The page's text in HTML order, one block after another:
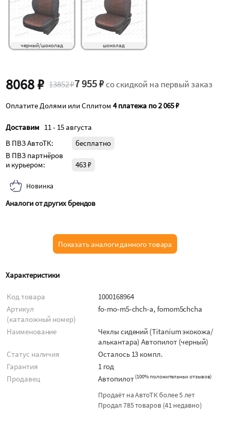
черный/шоколад шоколад
8068 ₽ 13852 ₽7 955 ₽со скидкой на первый заказ
Оплатите Долями или Сплитом4 платежа по 2 065 ₽
Доставим 11 - 15 августа
В ПВЗ АвтоТК:
бесплатно
В ПВЗ партнёров
и курьером:
463 ₽
Новинка
Аналоги от других брендов
Показать аналоги данного товара
Характеристики
Код товара
1000168964
Артикул
(каталожный номер)
fo-mo-m5-chch-a, fomom5chcha
Наименование
Чехлы сидений (Titanium экокожа/
алькантара) Автопилот (черный)
Статус наличия
Осталось 13 компл.
Гарантия
1 год
Продавец
Автопилот (100% положительных отзывов)
Продаёт на АвтоТК более 5 лет
Продал 785 товаров (41 недавно)